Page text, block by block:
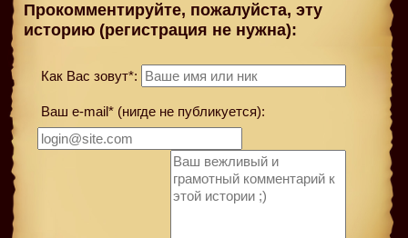
Прокомментируйте, пожалуйста, эту
историю (регистрация не нужна):
Как Вас зовут*:
Ваш e-mail* (нигде не публикуется):